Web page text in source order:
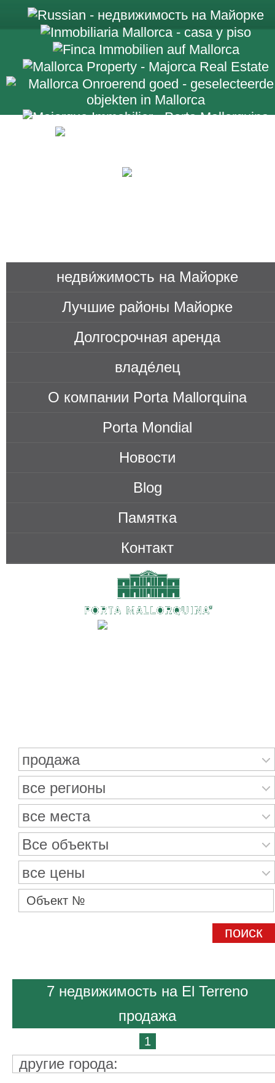
недви́жимость на Майорке
Лучшие районы Майорке
Долгосрочная аренда
владе́лец
О компании Porta Mallorquina
Porta Mondial
Новости
Blog
Памятка
Контакт
продажа
все регионы
все места
Все объекты
все цены
7 недвижимость на El Terreno
продажа
1
другие города: